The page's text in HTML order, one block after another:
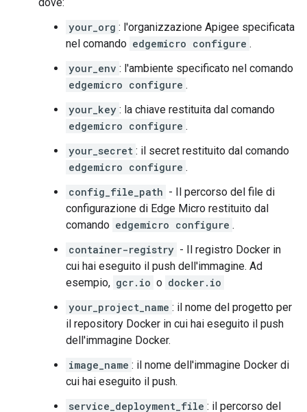
your_org : l'organizzazione Apigee specificata
nel comando edgemicro configure .
your_env : l'ambiente specificato nel comando
edgemicro configure .
your_key : la chiave restituita dal comando
edgemicro configure .
your_secret : il secret restituito dal comando
edgemicro configure .
config_file_path - Il percorso del file di
configurazione di Edge Micro restituito dal
comando edgemicro configure .
container-registry - Il registro Docker in
cui hai eseguito il push dell'immagine. Ad
esempio, gcr.io o docker.io
your_project_name : il nome del progetto per
il repository Docker in cui hai eseguito il push
dell'immagine Docker.
image_name : il nome dell'immagine Docker di
cui hai eseguito il push.
service_deployment_file : il percorso del